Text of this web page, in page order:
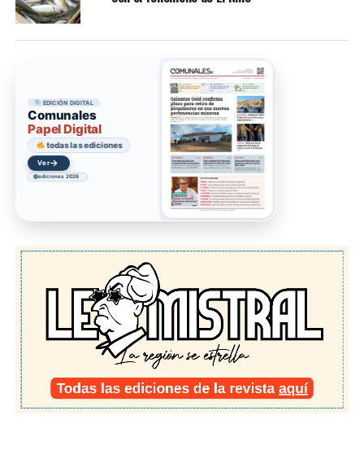
EDICIÓN DIGITAL
Comunales
Papel Digital
todas las ediciones
Acceder →
ediciones 2026